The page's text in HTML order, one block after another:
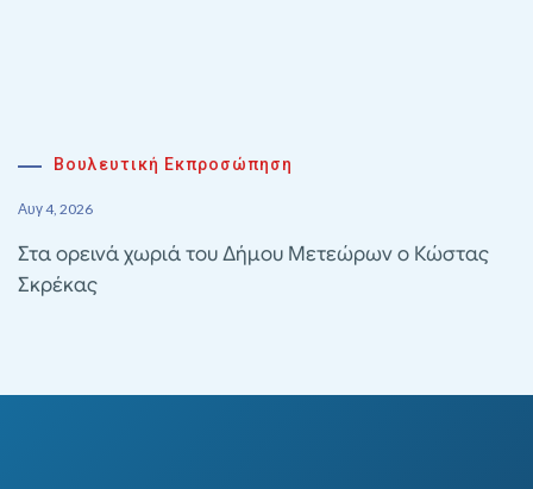
Βουλευτική Εκπροσώπηση
Αυγ 4, 2026
Στα ορεινά χωριά του Δήμου Μετεώρων ο Κώστας
Σκρέκας